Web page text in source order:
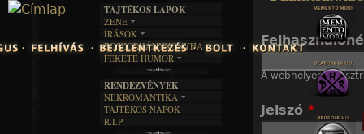
Jump to navigation
A webhelyen
Jelszó *
TAJTÉKOS LAPOK
ZENE
EGYÜTTESEK
INTERJÚK
FORDÍTÁSOK
DALSZÖVEGEK
ÍRÁSOK
IRODALOM
FILM
MŰVÉSZET
ÍRÁSTÖRTÉNET
BOSZORKÁNYKONYHA
FEKETE HUMOR
SZÖVEGES
RENDEZVÉNYEK
NEKROMANTIKA
AKTUÁLIS
A MÚLT
TAJTÉKOS NAPOK
R.I.P.